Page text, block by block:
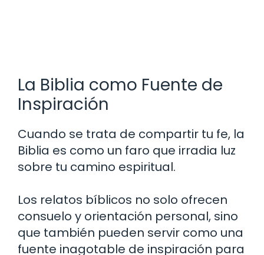
La Biblia como Fuente de
Inspiración
Cuando se trata de compartir tu fe, la
Biblia es como un faro que irradia luz
sobre tu camino espiritual.
Los relatos bíblicos no solo ofrecen
consuelo y orientación personal, sino
que también pueden servir como una
fuente inagotable de inspiración para